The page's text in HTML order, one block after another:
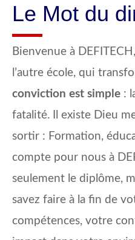
Le Mot du
Bienvenue à
l’autre école, qui
conviction est simple :
fatalité. Il existe Dieu
sortir : Formation,
compte pour nous à
seulement le diplôme,
savez faire à la fin de
compétences, votre